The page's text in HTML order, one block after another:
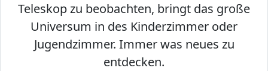
Teleskop zu beobachten, bringt das große
Universum in des Kinderzimmer oder
Jugendzimmer. Immer was neues zu
entdecken.